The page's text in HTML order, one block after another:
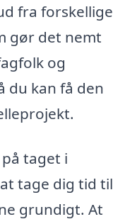
fra forskellige
gør det nemt
og
du kan få den
taget i
tage dig tid til
grundigt. At